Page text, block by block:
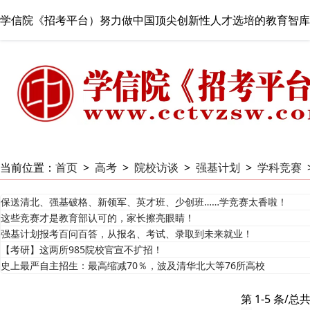
学信院《招考平台）努力做中国顶尖创新性人才选培的教育智库
当前位置： 首页 > 高考 > 院校访谈 > 强基计划 > 学科竞赛
保送清北、强基破格、新领军、英才班、少创班……学竞赛太香啦！
这些竞赛才是教育部认可的，家长擦亮眼睛！
强基计划报考百问百答，从报名、考试、录取到未来就业！
【考研】这两所985院校官宣不扩招！
史上最严自主招生：最高缩减70％，波及清华北大等76所高校
第 1-5 条/总